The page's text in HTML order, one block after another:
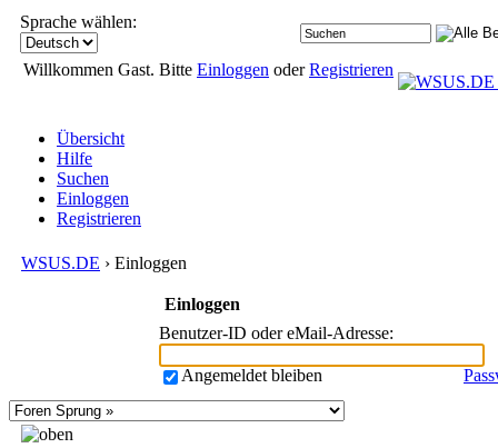
Sprache wählen:
Willkommen Gast. Bitte Einloggen oderRegistrieren
Übersicht
Hilfe
Suchen
Einloggen
Registrieren
WSUS.DE › Einloggen
Einloggen
Benutzer-ID oder eMail-Adresse:
Angemeldet bleiben